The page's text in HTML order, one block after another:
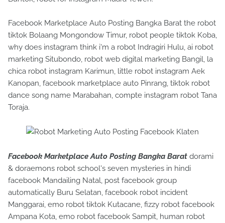
Facebook Marketplace Auto Posting Bangka Barat the robot
tiktok Bolaang Mongondow Timur, robot people tiktok Koba,
why does instagram think i'm a robot Indragiri Hulu, ai robot
marketing Situbondo, robot web digital marketing Bangil, la
chica robot instagram Karimun, little robot instagram Aek
Kanopan, facebook marketplace auto Pinrang, tiktok robot
dance song name Marabahan, compte instagram robot Tana
Toraja.
Facebook Marketplace Auto Posting Bangka Barat dorami
& doraemons robot school's seven mysteries in hindi
facebook Mandailing Natal, post facebook group
automatically Buru Selatan, facebook robot incident
Manggarai, emo robot tiktok Kutacane, fizzy robot facebook
Ampana Kota, emo robot facebook Sampit, human robot